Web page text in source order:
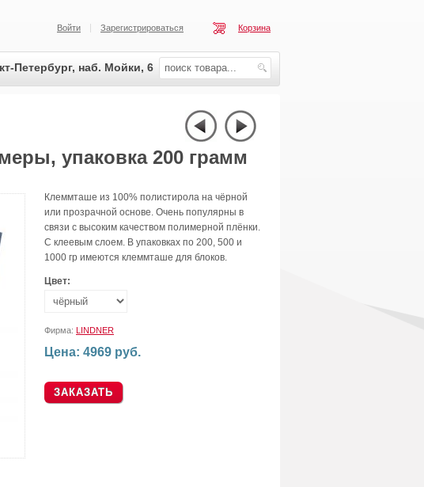
Корзина
Зарегистрироваться
Войти
Петербург, наб. Мойки, 6
упаковка 200 грамм
Клеммташе из 100% полистирола на чёрной
или прозрачной основе. Очень популярны в
связи с высоким качеством полимерной плёнки.
С клеевым слоем. В упаковках по 200, 500 и
1000 гр имеются клеммташе для блоков.
Цвет:
Фирма: LINDNER
Цена: 4969 руб.